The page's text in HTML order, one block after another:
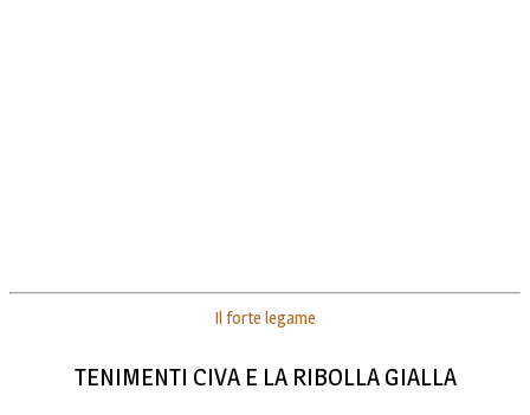
Il forte legame
TENIMENTI CIVA E LA RIBOLLA GIALLA